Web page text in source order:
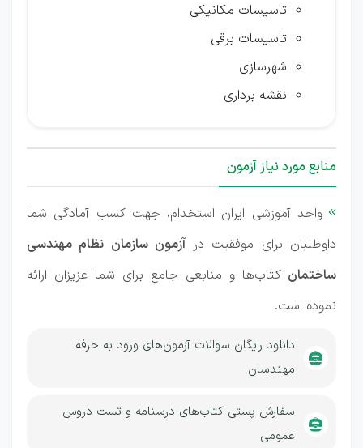
تاسيسات مكانيكی
تاسيسات برقی
شهرسازی
نقشه برداری
منابع مورد نیاز آزمون
 واحد آموزشی ایران استخدام، جهت کسب آمادگی شما
داوطلبان برای موفقیت در آزمون سازمان نظام مهندسی
ساختمان کتاب‌ها و منابعی جامع برای شما عزیزان ارائه
نموده است.
دانلود رایگان سوالات آزمون‌های ورود به حرفه
مهندسان
سفارش پستی کتاب‌های درسنامه و تست دروس
عمومی